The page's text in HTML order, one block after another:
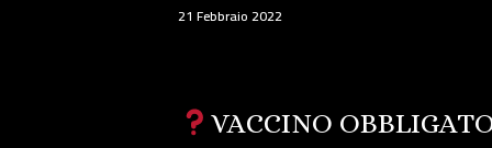
21 Febbraio 2022
VACCINO